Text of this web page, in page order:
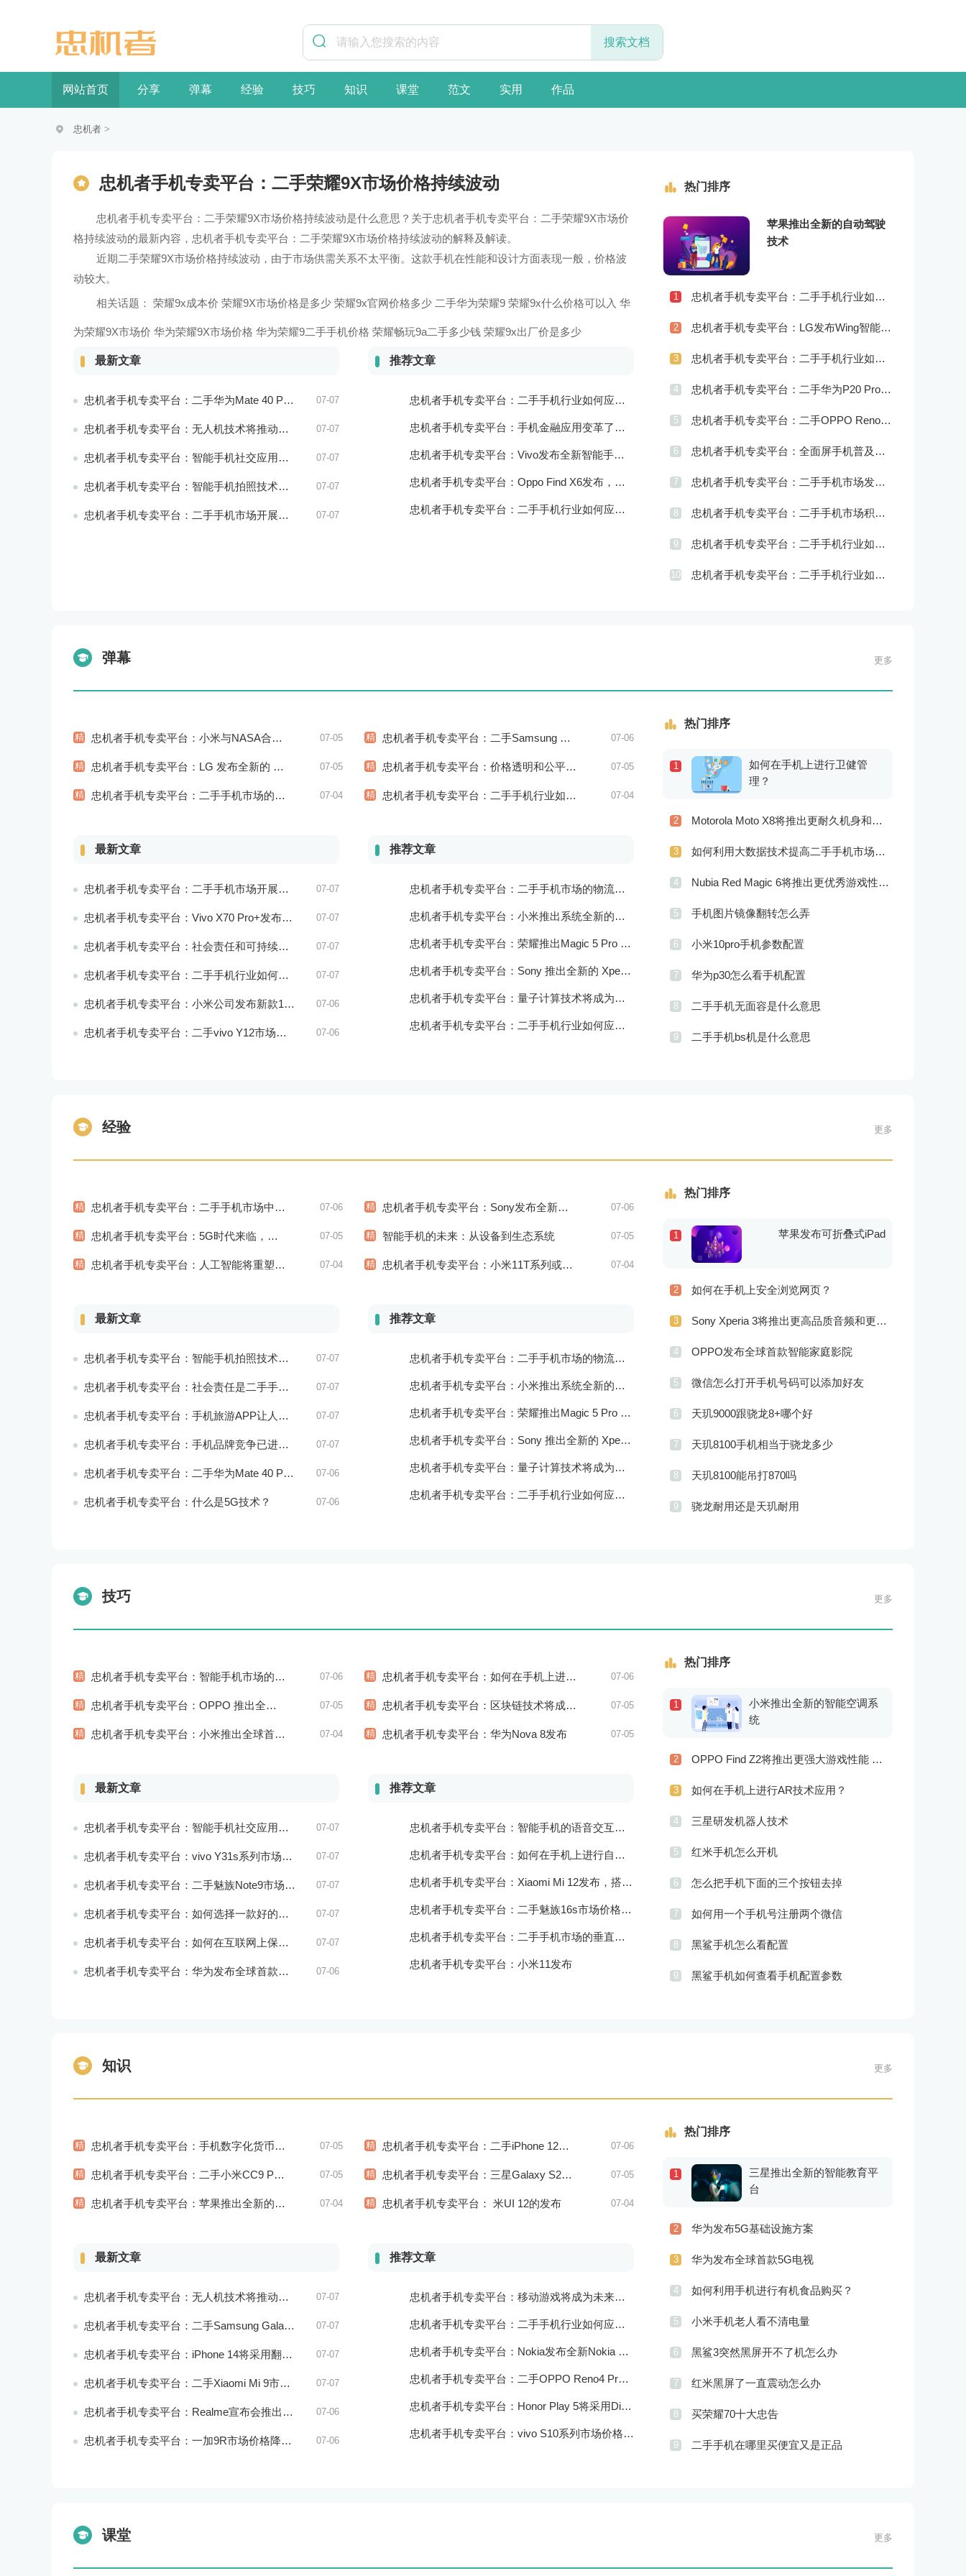
网站首页 分享 弹幕 经验 技巧 知识 课堂 范文 实用 作品
忠机者 >
忠机者手机专卖平台：二手荣耀9X市场价格持续波动
忠机者手机专卖平台：二手荣耀9X市场价格持续波动是什么意思？关于忠机者手机专卖平台：二手荣耀9X市场价
格持续波动的最新内容，忠机者手机专卖平台：二手荣耀9X市场价格持续波动的解释及解读。
近期二手荣耀9X市场价格持续波动，由于市场供需关系不太平衡。这款手机在性能和设计方面表现一般，价格波
动较大。
相关话题： 荣耀9x成本价 荣耀9X市场价格是多少 荣耀9x官网价格多少 二手华为荣耀9 荣耀9x什么价格可以入 华
为荣耀9X市场价 华为荣耀9X市场价格 华为荣耀9二手手机价格 荣耀畅玩9a二手多少钱 荣耀9x出厂价是多少
最新文章
忠机者手机专卖平台：二手华为Mate 40 Pro市场价格持续波动 07-07
忠机者手机专卖平台：无人机技术将推动物流行业的智能化发展 07-07
忠机者手机专卖平台：智能手机社交应用分析 07-07
忠机者手机专卖平台：智能手机拍照技术将不断升级，成为手机行业的重要趋势 07-07
忠机者手机专卖平台：二手手机市场开展智能化运营，优化市场流程和效率 07-07
推荐文章
忠机者手机专卖平台：二手手机行业如何应对自动化生产的趋势
忠机者手机专卖平台：手机金融应用变革了金融行业
忠机者手机专卖平台：Vivo发布全新智能手机Vivo Y90
忠机者手机专卖平台：Oppo Find X6发布，搭载高通骁龙898芯片
忠机者手机专卖平台：二手手机行业如何应对物流运营的优化
热门排序
苹果推出全新的自动驾驶
技术
1 忠机者手机专卖平台：二手手机行业如何应对社会民生问题
2 忠机者手机专卖平台：LG发布Wing智能手机，支持双屏交互
3 忠机者手机专卖平台：二手手机行业如何应对供应链管理的挑战
4 忠机者手机专卖平台：二手华为P20 Pro市场价格持续波动
5 忠机者手机专卖平台：二手OPPO Reno 2市场价格相对稳定
6 忠机者手机专卖平台：全面屏手机普及程度逐步提高
7 忠机者手机专卖平台：二手手机市场发展借力5G，迎来新机遇
8 忠机者手机专卖平台：二手手机市场积极推进品牌转型，实现品牌创新和升级
9 忠机者手机专卖平台：二手手机行业如何应对社区运营的重要性
10 忠机者手机专卖平台：二手手机行业如何应对创新驱动的发展
弹幕 更多
精 忠机者手机专卖平台：二手Samsung Galaxy M31市场价格持续下跌 07-06
精 忠机者手机专卖平台：小米与NASA合作推出智能太空手表 07-05
精 忠机者手机专卖平台：价格透明和公平竞争保障二手手机交易市场的稳定性和健康发展 07-05
精 忠机者手机专卖平台：LG 发布全新的 LG V80 手机，支持 5G 网络 07-05
精 忠机者手机专卖平台：二手手机行业如何应对市场调整的变动 07-04
精 忠机者手机专卖平台：二手手机市场的品质认证和市场溯源 07-04
最新文章
忠机者手机专卖平台：二手手机市场开展智能化运营，优化市场流程和效率 07-07
忠机者手机专卖平台：Vivo X70 Pro+发布，搭载超强的拍照能力和高效的处理器 07-07
忠机者手机专卖平台：社会责任和可持续发展是二手手机行业发展的关键 07-07
忠机者手机专卖平台：二手手机行业如何应对环境保护的责任 07-07
忠机者手机专卖平台：小米公司发布新款11T Pro手机，搭载120W快充技术 07-06
忠机者手机专卖平台：二手vivo Y12市场价格相对稳定 07-06
推荐文章
忠机者手机专卖平台：二手手机市场的物流配送和出售方式
忠机者手机专卖平台：小米推出系统全新的智能厨房
忠机者手机专卖平台：荣耀推出Magic 5 Pro 手机，搭载麒麟9000处理器和5000万像素主摄像头
忠机者手机专卖平台：Sony 推出全新的 Xperia 1 III 手机，展现出卓越的技术和品质
忠机者手机专卖平台：量子计算技术将成为手机行业的新的发展方向
忠机者手机专卖平台：二手手机行业如何应对生态系统的要求
热门排序
1
如何在手机上进行卫健管
理？
2 Motorola Moto X8将推出更耐久机身和更优良音频效果
3 如何利用大数据技术提高二手手机市场的销售效率？
4 Nubia Red Magic 6将推出更优秀游戏性能 更美观的外观设计
5 手机图片镜像翻转怎么弄
6 小米10pro手机参数配置
7 华为p30怎么看手机配置
8 二手手机无面容是什么意思
9 二手手机bs机是什么意思
经验 更多
精 忠机者手机专卖平台：Sony发布全新WH-1000XM5耳机，搭载更多电池和多项创新功能 07-06
精 忠机者手机专卖平台：二手手机市场中的环保理念 07-06
精 智能手机的未来：从设备到生态系统 07-05
精 忠机者手机专卖平台：5G时代来临，手机市场将迎来新变革 07-05
精 忠机者手机专卖平台：小米11T系列或将于9月发布，其中包括一款Pro版本 07-04
精 忠机者手机专卖平台：人工智能将重塑未来医疗产业 07-04
最新文章
忠机者手机专卖平台：智能手机拍照技术将不断升级，成为手机行业的重要趋势 07-07
忠机者手机专卖平台：社会责任是二手手机市场的使命和价值所在 07-07
忠机者手机专卖平台：手机旅游APP让人们轻松出行 07-07
忠机者手机专卖平台：手机品牌竞争已进入新阶段 07-07
忠机者手机专卖平台：二手华为Mate 40 Pro市场价格持续下跌 07-06
忠机者手机专卖平台：什么是5G技术？ 07-06
推荐文章
忠机者手机专卖平台：二手手机市场的物流配送和出售方式
忠机者手机专卖平台：小米推出系统全新的智能厨房
忠机者手机专卖平台：荣耀推出Magic 5 Pro 手机，搭载麒麟9000处理器和5000万像素主摄像头
忠机者手机专卖平台：Sony 推出全新的 Xperia 1 III 手机，展现出卓越的技术和品质
忠机者手机专卖平台：量子计算技术将成为手机行业的新的发展方向
忠机者手机专卖平台：二手手机行业如何应对生态系统的要求
热门排序
1 苹果发布可折叠式iPad
2 如何在手机上安全浏览网页？
3 Sony Xperia 3将推出更高品质音频和更优秀摄像技术
4 OPPO发布全球首款智能家庭影院
5 微信怎么打开手机号码可以添加好友
6 天玑9000跟骁龙8+哪个好
7 天玑8100手机相当于骁龙多少
8 天玑8100能吊打870吗
9 骁龙耐用还是天玑耐用
技巧 更多
精 忠机者手机专卖平台：如何在手机上进行旅游规划？ 07-06
精 忠机者手机专卖平台：智能手机市场的信息安全挑战 07-06
精 忠机者手机专卖平台：区块链技术将成为手机行业的新的趋势 07-05
精 忠机者手机专卖平台：OPPO 推出全新 A74 手机，采用 AMOLED 屏幕和大容量电池 07-05
精 忠机者手机专卖平台：华为Nova 8发布 07-05
精 忠机者手机专卖平台：小米推出全球首款智能床垫 07-04
最新文章
忠机者手机专卖平台：智能手机社交应用分析 07-07
忠机者手机专卖平台：vivo Y31s系列市场价格走势平稳 07-07
忠机者手机专卖平台：二手魅族Note9市场价格持续下跌 07-07
忠机者手机专卖平台：如何选择一款好的二手手机应用？ 07-07
忠机者手机专卖平台：如何在互联网上保持安全？ 07-07
忠机者手机专卖平台：华为发布全球首款智能物业管理系统 07-06
推荐文章
忠机者手机专卖平台：智能手机的语音交互功能
忠机者手机专卖平台：如何在手机上进行自我提升？
忠机者手机专卖平台：Xiaomi Mi 12发布，搭载更为出色的相机和处理器
忠机者手机专卖平台：二手魅族16s市场价格持续波动
忠机者手机专卖平台：二手手机市场的垂直领域拓展
忠机者手机专卖平台：小米11发布
热门排序
1
小米推出全新的智能空调系
统
2 OPPO Find Z2将推出更强大游戏性能 更高级别的音频技术
3 如何在手机上进行AR技术应用？
4 三星研发机器人技术
5 红米手机怎么开机
6 怎么把手机下面的三个按钮去掉
7 如何用一个手机号注册两个微信
8 黑鲨手机怎么看配置
9 黑鲨手机如何查看手机配置参数
知识 更多
精 忠机者手机专卖平台：二手iPhone 12市场价格稳中有升 07-06
精 忠机者手机专卖平台：手机数字化货币应用陆续推出 07-05
精 忠机者手机专卖平台：三星Galaxy S21系列市场价格持续下跌 07-05
精 忠机者手机专卖平台：二手小米CC9 Pro市场价格持续下跌 07-05
精 忠机者手机专卖平台： 米UI 12的发布 07-04
精 忠机者手机专卖平台：苹果推出全新的智能语音交互系统 07-04
最新文章
忠机者手机专卖平台：无人机技术将推动物流行业的智能化发展 07-07
忠机者手机专卖平台：二手Samsung Galaxy M21市场价格相对稳定 07-07
忠机者手机专卖平台：iPhone 14将采用翻盖式设计？ 07-07
忠机者手机专卖平台：二手Xiaomi Mi 9市场价格相对稳定 07-07
忠机者手机专卖平台：Realme宣布会推出全新Realme X10 Max 5G 07-06
忠机者手机专卖平台：一加9R市场价格降至2000元以下 07-06
推荐文章
忠机者手机专卖平台：移动游戏将成为未来游戏市场的重要组成部分
忠机者手机专卖平台：二手手机行业如何应对大数据的应用
忠机者手机专卖平台：Nokia发布全新Nokia 7.5，搭载大电池和优化相机
忠机者手机专卖平台：二手OPPO Reno4 Pro市场价格持续上涨
忠机者手机专卖平台：Honor Play 5将采用Dimensity 800U芯片
忠机者手机专卖平台：vivo S10系列市场价格走势平稳
热门排序
1
三星推出全新的智能教育平
台
2 华为发布5G基础设施方案
3 华为发布全球首款5G电视
4 如何利用手机进行有机食品购买？
5 小米手机老人看不清电量
6 黑鲨3突然黑屏开不了机怎么办
7 红米黑屏了一直震动怎么办
8 买荣耀70十大忠告
9 二手手机在哪里买便宜又是正品
课堂 更多